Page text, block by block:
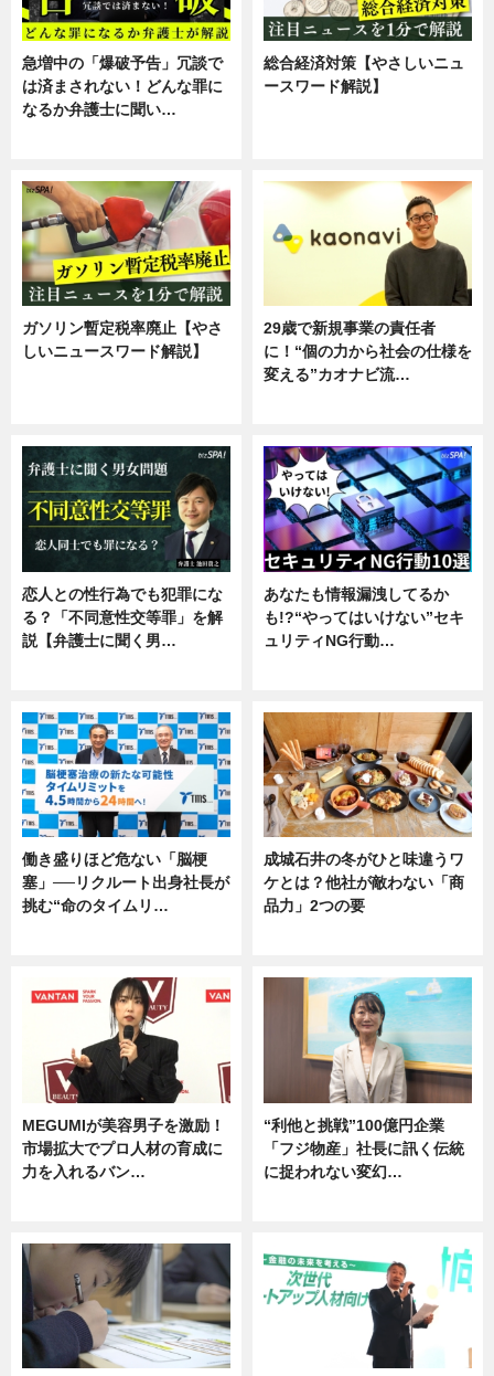
急増中の「爆破予告」冗談で
は済まされない！どんな罪に
なるか弁護士に聞い…
総合経済対策【やさしいニュ
ースワード解説】
ガソリン暫定税率廃止【やさ
しいニュースワード解説】
29歳で新規事業の責任者
に！“個の力から社会の仕様を
変える”カオナビ流…
恋人との性行為でも犯罪にな
る？「不同意性交等罪」を解
説【弁護士に聞く男…
あなたも情報漏洩してるか
も!?“やってはいけない”セキ
ュリティNG行動…
働き盛りほど危ない「脳梗
塞」──リクルート出身社長が
挑む“命のタイムリ…
成城石井の冬がひと味違うワ
ケとは？他社が敵わない「商
品力」2つの要
MEGUMIが美容男子を激励！
市場拡大でプロ人材の育成に
力を入れるバン…
“利他と挑戦”100億円企業
「フジ物産」社長に訊く伝統
に捉われない変幻…